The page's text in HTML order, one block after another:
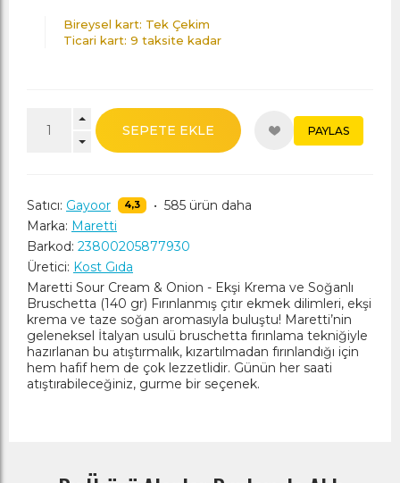
Bireysel kart: Tek Çekim
Ticari kart: 9 taksite kadar
SEPETE EKLE PAYLAS
Satıcı: Gayoor 4,3 • 585 ürün daha
Marka: Maretti
Barkod: 23800205877930
Üretici: Kost Gıda
Maretti Sour Cream & Onion - Ekşi Krema ve Soğanlı
Bruschetta (140 gr) Fırınlanmış çıtır ekmek dilimleri, ekşi
krema ve taze soğan aromasıyla buluştu! Maretti’nin
geleneksel İtalyan usulü bruschetta fırınlama tekniğiyle
hazırlanan bu atıştırmalık, kızartılmadan fırınlandığı için
hem hafif hem de çok lezzetlidir. Günün her saati
atıştırabileceğiniz, gurme bir seçenek.